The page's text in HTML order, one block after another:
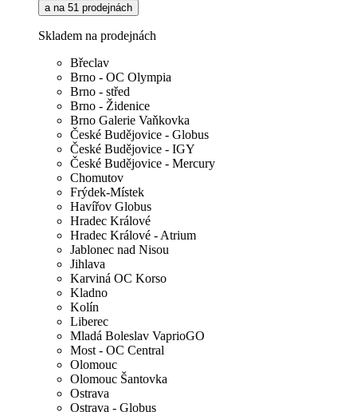
a na 51 prodejnách
Skladem na prodejnách
Břeclav
Brno - OC Olympia
Brno - střed
Brno - Židenice
Brno Galerie Vaňkovka
České Budějovice - Globus
České Budějovice - IGY
České Budějovice - Mercury
Chomutov
Frýdek-Místek
Havířov Globus
Hradec Králové
Hradec Králové - Atrium
Jablonec nad Nisou
Jihlava
Karviná OC Korso
Kladno
Kolín
Liberec
Mladá Boleslav VaprioGO
Most - OC Central
Olomouc
Olomouc Šantovka
Ostrava
Ostrava - Globus